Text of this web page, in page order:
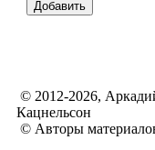
© 2012-2026,
Кацнельсон
© Авторы